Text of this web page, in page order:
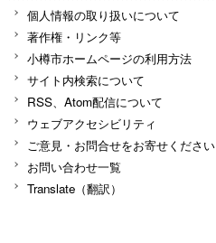
個人情報の取り扱いについて
著作権・リンク等
小樽市ホームページの利用方法
サイト内検索について
RSS、Atom配信について
ウェブアクセシビリティ
ご意見・お問合せをお寄せください
お問い合わせ一覧
Translate（翻訳）